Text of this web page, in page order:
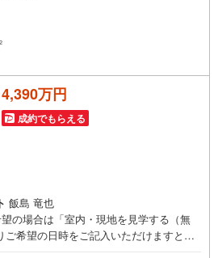
なぁ・・
・？etc.
ださい！
いただきます！
ます!!
2
4,390万円
成約でもらえる
飯島 竜也
の場合は「室内・現地を見学する（無
ご希望の日時をご記入いただけますとス